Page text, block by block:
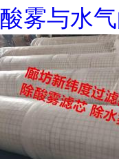
酸雾与水